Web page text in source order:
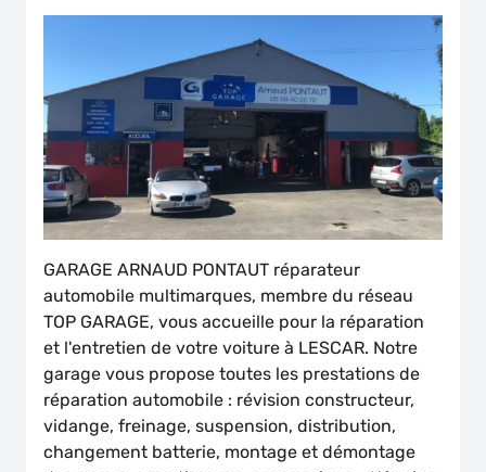
GARAGE ARNAUD PONTAUT réparateur
automobile multimarques, membre du réseau
TOP GARAGE, vous accueille pour la réparation
et l'entretien de votre voiture à LESCAR. Notre
garage vous propose toutes les prestations de
réparation automobile : révision constructeur,
vidange, freinage, suspension, distribution,
changement batterie, montage et démontage